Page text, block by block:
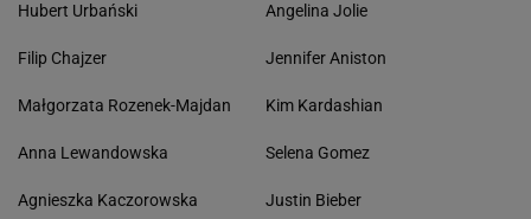
Hubert Urbański
Filip Chajzer
Małgorzata Rozenek-Majdan
Anna Lewandowska
Agnieszka Kaczorowska
Angelina Jolie
Jennifer Aniston
Kim Kardashian
Selena Gomez
Justin Bieber